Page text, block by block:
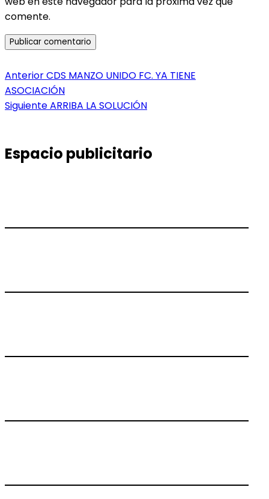
comente.
Navegación
de
AnteriorEntrada
anterior:
CDS MANZO UNIDO FC. YA TIENE
ASOCIACIÓN
SiguienteEntrada
ARRIBA LA SOLUCIÓN
Espacio publicitario